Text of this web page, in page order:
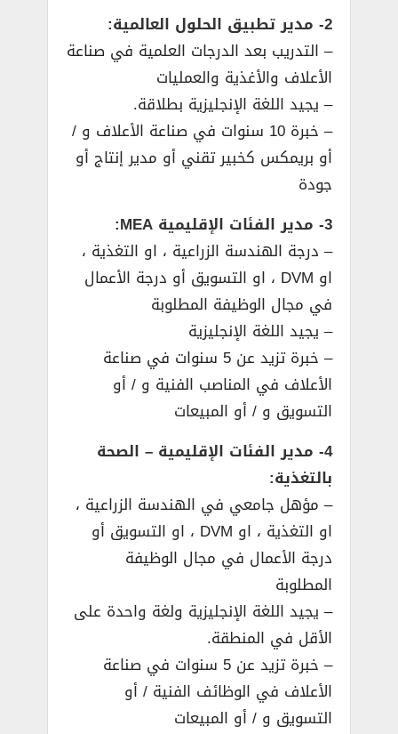
2- مدير تطبيق الحلول العالمية:
– التدريب بعد الدرجات العلمية في صناعة
الأعلاف والأغذية والعمليات
– يجيد اللغة الإنجليزية بطلاقة.
– خبرة 10 سنوات في صناعة الأعلاف و /
أو بريمكس كخبير تقني أو مدير إنتاج أو
جودة
3- مدير الفئات الإقليمية MEA:
– درجة الهندسة الزراعية ، او التغذية ،
او DVM ، او التسويق أو درجة الأعمال
في مجال الوظيفة المطلوبة
– يجيد اللغة الإنجليزية
– خبرة تزيد عن 5 سنوات في صناعة
الأعلاف في المناصب الفنية و / أو
التسويق و / أو المبيعات
4- مدير الفئات الإقليمية – الصحة
بالتغذية:
– مؤهل جامعي في الهندسة الزراعية ،
او التغذية ، او DVM ، او التسويق أو
درجة الأعمال في مجال الوظيفة
المطلوبة
– يجيد اللغة الإنجليزية ولغة واحدة على
الأقل في المنطقة.
– خبرة تزيد عن 5 سنوات في صناعة
الأعلاف في الوظائف الفنية / أو
التسويق و / أو المبيعات